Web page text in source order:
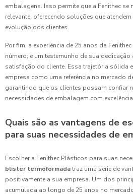
embalagens. Isso permite que a Fenithec se
relevante, oferecendo soluções que
evolução dos clientes.
Por fim, a experiência de 25 anos da
número; é um testemunho de sua
satisfação do cliente. Essa trajetória sólida
empresa como uma referência no mercado
garantindo que os clientes possam confiar
necessidades de embalagem com
Quais são as vantagens de
para suas necessidades de
Escolher a Fenithec Plásticos para suas
blister termoformadatraz uma série de
positivamente a sua empresa. Um dos
acumulada ao longo de 25 anos no